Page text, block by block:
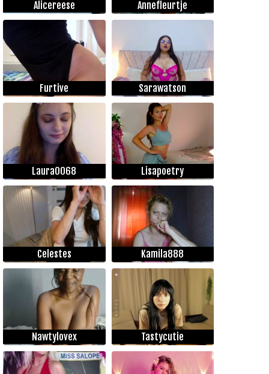
Alicereese Annefleurtje
Furtive Sarawatson
Laura0068 Lisapoetry
Celestes Kamila888
Nawtylovex Tastycutie